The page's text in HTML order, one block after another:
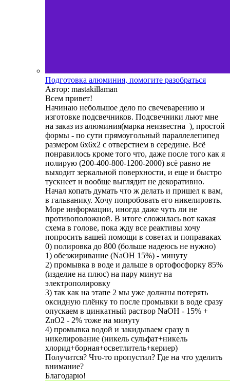
Подготовка алюминия, помогите разобраться
Автор: mastakillaman
Всем привет!
Начинаю небольшое дело по свечеварению и
изготовке подсвечников. Подсвечники льют мне
на заказ из алюминия(марка неизвестна ), простой
формы - по сути прямоугольный параллелепипед
размером 6х6х2 с отверстием в середине. Всё
понравилось кроме того что, даже после того как я
полирую (200-400-800-1200-2000) всё равно не
выходит зеркальной поверхности, и еще и быстро
тускнеет и вообще выглядит не декоративно.
Начал копать думать что ж делать и пришел к вам,
в гальванику. Хочу попробовать его никелировть.
Море информации, иногда даже чуть ли не
противоположной. В итоге сложилась вот какая
схема в голове, пока жду все реактивы хочу
попросить вашей помощи в советах и поправаках
0) полировка до 800 (больше надеюсь не нужно)
1) обезжиривание (NaOH 15%) - минуту
2) промывка в воде и дальше в ортофосфорку 85%
(изделие на плюс) на пару минут на
электрополировку
3) так как на этапе 2 мы уже должны потерять
оксидную плёнку то после промывки в воде сразу
опускаем в цинкатный раствор NaOH - 15% +
ZnO2 - 2% тоже на минуту
4) промывка водой и закидываем сразу в
никелирование (никель сульфат+никель
хлорид+борная+осветлитель+кериер)
Получится? Что-то пропустил? Где на что уделить
внимание?
Благодарю!